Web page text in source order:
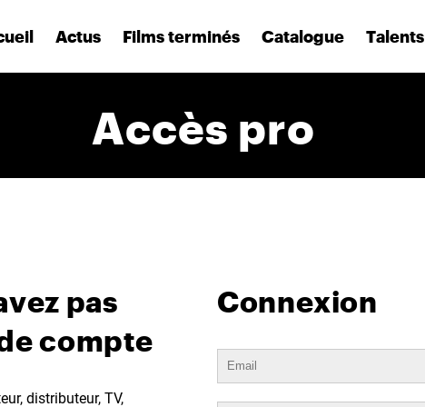
Actus Films terminés Catalogue Talents
Accès pro
pas
compte
distributeur, TV,
Connexion